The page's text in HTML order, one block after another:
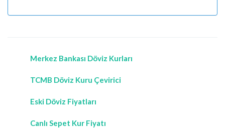
Merkez Bankası Döviz Kurları
TCMB Döviz Kuru Çevirici
Eski Döviz Fiyatları
Canlı Sepet Kur Fiyatı